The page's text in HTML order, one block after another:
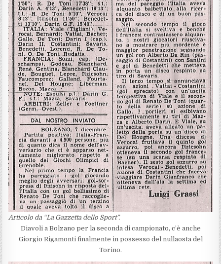
Articolo da “La Gazzetta dello Sport”.
Diavoli a Bolzano per la seconda di campionato, c’è anche
Giorgio Rigamonti finalmente in possesso del nullaosta del
Torino.